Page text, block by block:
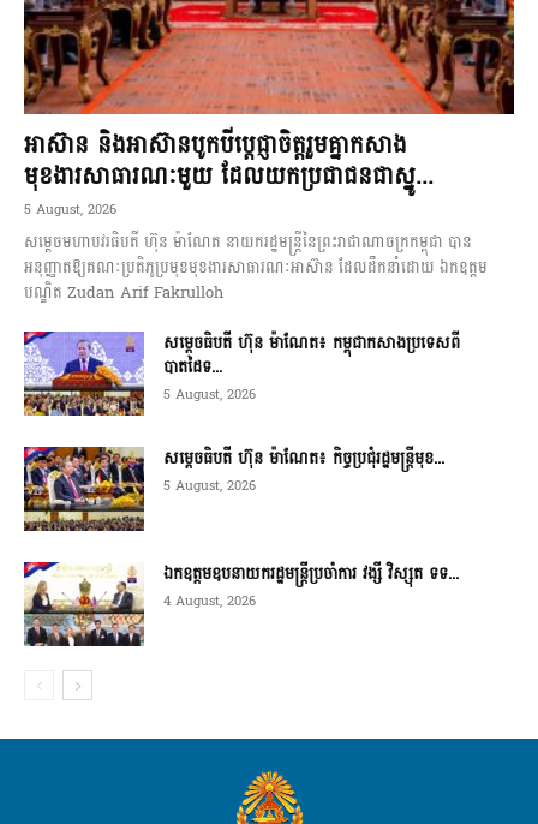
អាស៊ាន និងអាស៊ានបូកបីប្តេជ្ញាចិត្តរួមគ្នាកសាង
មុខងារសាធារណៈមួយ ដែលយកប្រជាជនជាស្នូ...
5 August, 2026
សម្តេចមហាបវរធិបតី ហ៊ុន ម៉ាណែត នាយករដ្ឋមន្ត្រីនៃព្រះរាជាណាចក្រកម្ពុជា បាន
អនុញ្ញាតឱ្យគណៈប្រតិភូប្រមុខមុខងារសាធារណៈអាស៊ាន ដែលដឹកនាំដោយ ឯកឧត្តម
បណ្ឌិត Zudan Arif Fakrulloh
សម្ដេចធិបតី ហ៊ុន ម៉ាណែត៖ កម្ពុជាកសាងប្រទេសពី
បាតដៃទ...
5 August, 2026
សម្ដេចធិបតី ហ៊ុន ម៉ាណែត៖ កិច្ចប្រជុំរដ្ឋមន្ត្រីមុខ...
5 August, 2026
ឯកឧត្តមឧបនាយករដ្ឋមន្ត្រីប្រចាំការ វង្សី វិស្សុត ទទ...
4 August, 2026